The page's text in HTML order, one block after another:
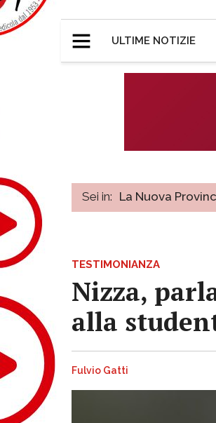
ULTIME NOTIZIE
Sei in: La Nuova
TESTIMONIANZA
Nizza,
alla
Fulvio Gatti